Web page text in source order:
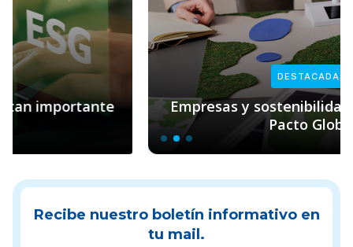
DESTACADAS
Empresas y sostenibilidad: el rol clave de
Pacto Global
Recibe nuestro boletín informativo en
tu mail.